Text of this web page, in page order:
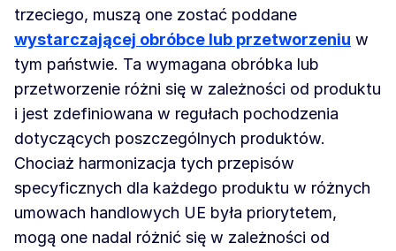
trzeciego, muszą one zostać poddane
wystarczającej obróbce lub przetworzeniu w
tym państwie. Ta wymagana obróbka lub
przetworzenie różni się w zależności od produktu
i jest zdefiniowana w regułach pochodzenia
dotyczących poszczególnych produktów.
Chociaż harmonizacja tych przepisów
specyficznych dla każdego produktu w różnych
umowach handlowych UE była priorytetem,
mogą one nadal różnić się w zależności od